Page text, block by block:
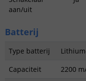
aan/uit
Batterij
Type batterij
Capaciteit
2200